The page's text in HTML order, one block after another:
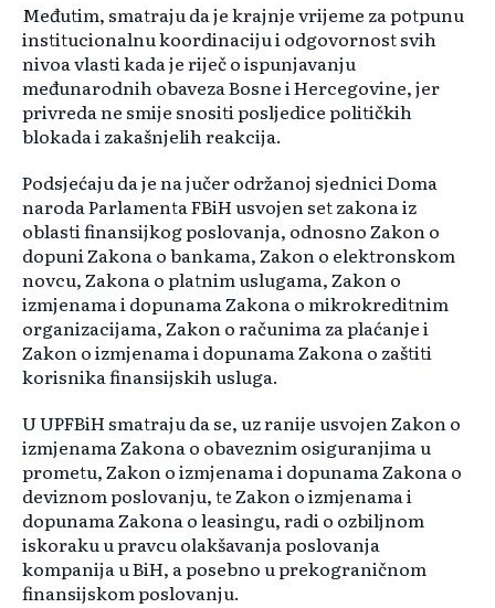
Međutim, smatraju da je krajnje vrijeme za potpunu
institucionalnu koordinaciju i odgovornost svih
nivoa vlasti kada je riječ o ispunjavanju
međunarodnih obaveza Bosne i Hercegovine, jer
privreda ne smije snositi posljedice političkih
blokada i zakašnjelih reakcija.
Podsjećaju da je na jučer održanoj sjednici Doma
naroda Parlamenta FBiH usvojen set zakona iz
oblasti finansijkog poslovanja, odnosno Zakon o
dopuni Zakona o bankama, Zakon o elektronskom
novcu, Zakona o platnim uslugama, Zakon o
izmjenama i dopunama Zakona o mikrokreditnim
organizacijama, Zakon o računima za plaćanje i
Zakon o izmjenama i dopunama Zakona o zaštiti
korisnika finansijskih usluga.
U UPFBiH smatraju da se, uz ranije usvojen Zakon o
izmjenama Zakona o obaveznim osiguranjima u
prometu, Zakon o izmjenama i dopunama Zakona o
deviznom poslovanju, te Zakon o izmjenama i
dopunama Zakona o leasingu, radi o ozbiljnom
iskoraku u pravcu olakšavanja poslovanja
kompanija u BiH, a posebno u prekograničnom
finansijskom poslovanju.